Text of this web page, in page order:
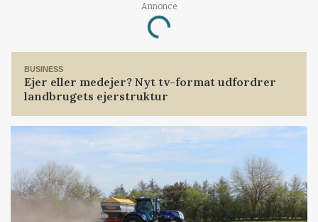
Annonce
Loading...
BUSINESS
Ejer eller medejer? Nyt tv-format udfordrer
landbrugets ejerstruktur